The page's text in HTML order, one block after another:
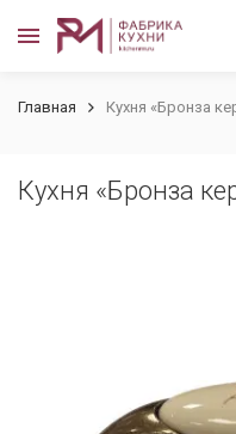
Главная Кухня «Бронза
Кухня «Бронза